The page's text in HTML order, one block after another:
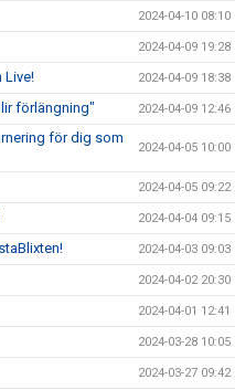
2024-04-10 08:10
2024-04-09 19:28
Live! 2024-04-09 18:38
förlängning" 2024-04-09 12:46
för dig som
2024-04-05 10:00
2024-04-05 09:22
2024-04-04 09:15
2024-04-03 09:03
2024-04-02 20:30
2024-04-01 12:41
2024-03-28 10:05
2024-03-27 09:42